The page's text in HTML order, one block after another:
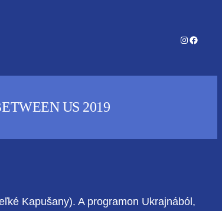
Instagram
US 2019
Kapušany). A programon Ukrajnából,